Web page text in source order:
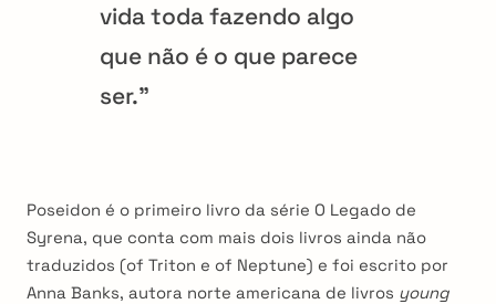
vida toda fazendo algo
que não é o que parece
ser.”
Poseidon é o primeiro livro da série O Legado de
Syrena, que conta com mais dois livros ainda não
traduzidos (of Triton e of Neptune) e foi escrito por
Anna Banks, autora norte americana de livros young